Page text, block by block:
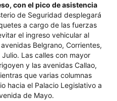
con el pico de asistencia
de Seguridad desplegará
a cargo de las fuerzas
el ingreso vehicular al
Belgrano, Corrientes,
Las calles con mayor
y las avenidas Callao,
que varias columnas
hacia el Palacio Legislativo a
de Mayo.